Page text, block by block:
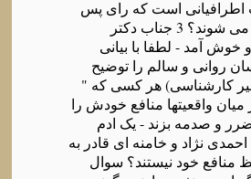
اطرافیانی است که رای پس
از مرگ خامنه ای مهیا می شوند؟ 3 جناب دکتر
آمد - لطفا با بیانی
روانی و سالم را توضیح
کارشناسی) هر کسی که "
واقعیتها منافع خودش را
و صدمه بزند - یک ادم
نژاد و خامنه ای قادر به
منافع خود نیستند؟ سوال